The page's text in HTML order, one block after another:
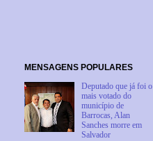
MENSAGENS POPULARES
Deputado que já foi o
mais votado do
município de
Barrocas, Alan
Sanches morre em
Salvador